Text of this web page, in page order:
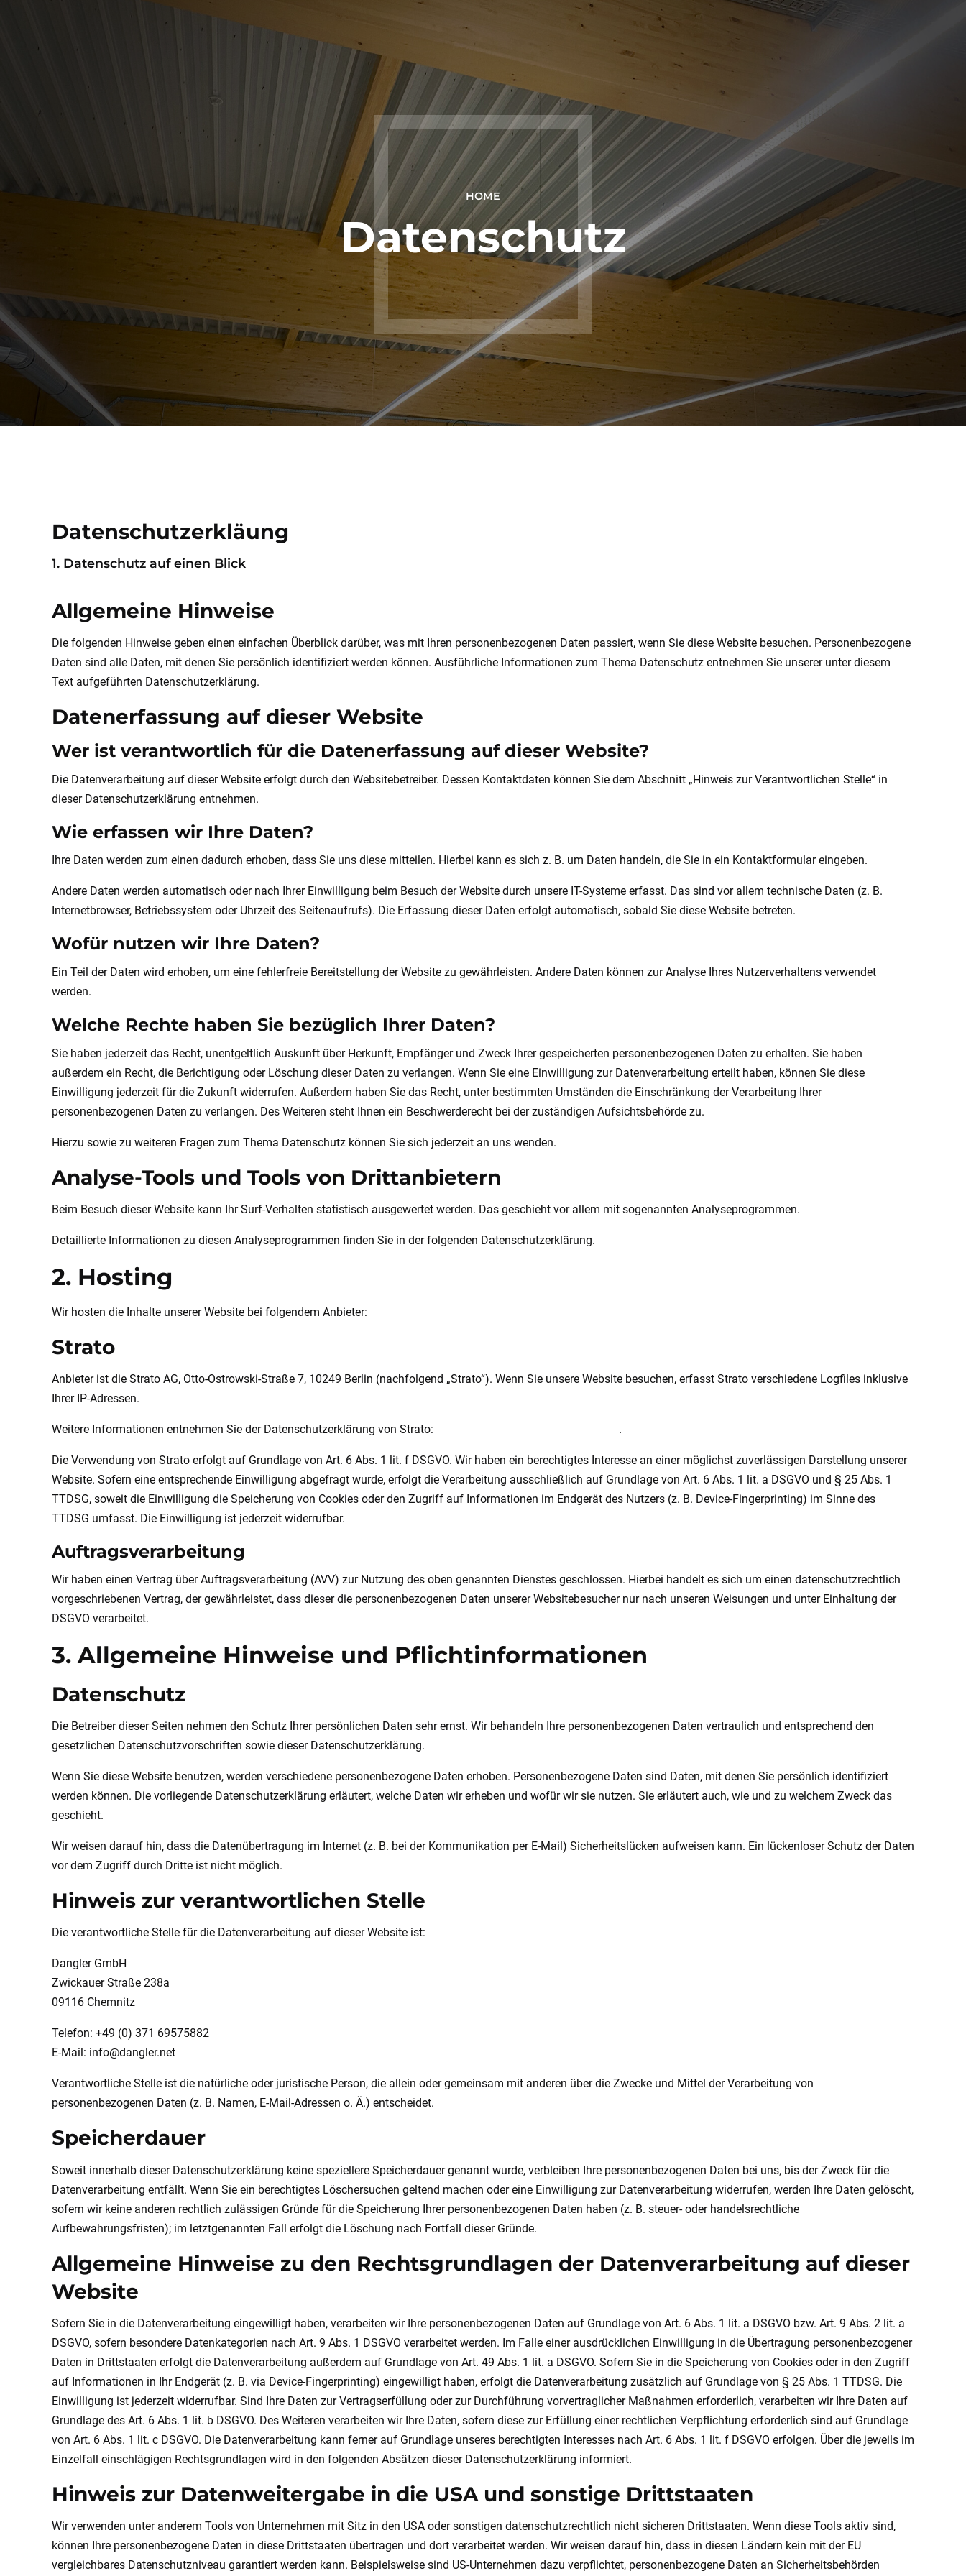
HOME
Datenschutz
Datenschutzerkläung
1. Datenschutz auf einen Blick
Allgemeine Hinweise
Die folgenden Hinweise geben einen einfachen Überblick darüber, was mit Ihren personenbezogenen Daten passiert, wenn Sie diese Website besuchen. Personenbezogene
Daten sind alle Daten, mit denen Sie persönlich identifiziert werden können. Ausführliche Informationen zum Thema Datenschutz entnehmen Sie unserer unter diesem
Text aufgeführten Datenschutzerklärung.
Datenerfassung auf dieser Website
Wer ist verantwortlich für die Datenerfassung auf dieser Website?
Die Datenverarbeitung auf dieser Website erfolgt durch den Websitebetreiber. Dessen Kontaktdaten können Sie dem Abschnitt „Hinweis zur Verantwortlichen Stelle“ in
dieser Datenschutzerklärung entnehmen.
Wie erfassen wir Ihre Daten?
Ihre Daten werden zum einen dadurch erhoben, dass Sie uns diese mitteilen. Hierbei kann es sich z. B. um Daten handeln, die Sie in ein Kontaktformular eingeben.
Andere Daten werden automatisch oder nach Ihrer Einwilligung beim Besuch der Website durch unsere IT-Systeme erfasst. Das sind vor allem technische Daten (z. B.
Internetbrowser, Betriebssystem oder Uhrzeit des Seitenaufrufs). Die Erfassung dieser Daten erfolgt automatisch, sobald Sie diese Website betreten.
Wofür nutzen wir Ihre Daten?
Ein Teil der Daten wird erhoben, um eine fehlerfreie Bereitstellung der Website zu gewährleisten. Andere Daten können zur Analyse Ihres Nutzerverhaltens verwendet
werden.
Welche Rechte haben Sie bezüglich Ihrer Daten?
Sie haben jederzeit das Recht, unentgeltlich Auskunft über Herkunft, Empfänger und Zweck Ihrer gespeicherten personenbezogenen Daten zu erhalten. Sie haben
außerdem ein Recht, die Berichtigung oder Löschung dieser Daten zu verlangen. Wenn Sie eine Einwilligung zur Datenverarbeitung erteilt haben, können Sie diese
Einwilligung jederzeit für die Zukunft widerrufen. Außerdem haben Sie das Recht, unter bestimmten Umständen die Einschränkung der Verarbeitung Ihrer
personenbezogenen Daten zu verlangen. Des Weiteren steht Ihnen ein Beschwerderecht bei der zuständigen Aufsichtsbehörde zu.
Hierzu sowie zu weiteren Fragen zum Thema Datenschutz können Sie sich jederzeit an uns wenden.
Analyse-Tools und Tools von Dritt­anbietern
Beim Besuch dieser Website kann Ihr Surf-Verhalten statistisch ausgewertet werden. Das geschieht vor allem mit sogenannten Analyseprogrammen.
Detaillierte Informationen zu diesen Analyseprogrammen finden Sie in der folgenden Datenschutzerklärung.
2. Hosting
Wir hosten die Inhalte unserer Website bei folgendem Anbieter:
Strato
Anbieter ist die Strato AG, Otto-Ostrowski-Straße 7, 10249 Berlin (nachfolgend „Strato“). Wenn Sie unsere Website besuchen, erfasst Strato verschiedene Logfiles inklusive
Ihrer IP-Adressen.
Weitere Informationen entnehmen Sie der Datenschutzerklärung von Strato: .
Die Verwendung von Strato erfolgt auf Grundlage von Art. 6 Abs. 1 lit. f DSGVO. Wir haben ein berechtigtes Interesse an einer möglichst zuverlässigen Darstellung unserer
Website. Sofern eine entsprechende Einwilligung abgefragt wurde, erfolgt die Verarbeitung ausschließlich auf Grundlage von Art. 6 Abs. 1 lit. a DSGVO und § 25 Abs. 1
TTDSG, soweit die Einwilligung die Speicherung von Cookies oder den Zugriff auf Informationen im Endgerät des Nutzers (z. B. Device-Fingerprinting) im Sinne des
TTDSG umfasst. Die Einwilligung ist jederzeit widerrufbar.
Auftragsverarbeitung
Wir haben einen Vertrag über Auftragsverarbeitung (AVV) zur Nutzung des oben genannten Dienstes geschlossen. Hierbei handelt es sich um einen datenschutzrechtlich
vorgeschriebenen Vertrag, der gewährleistet, dass dieser die personenbezogenen Daten unserer Websitebesucher nur nach unseren Weisungen und unter Einhaltung der
DSGVO verarbeitet.
3. Allgemeine Hinweise und Pflicht­informationen
Datenschutz
Die Betreiber dieser Seiten nehmen den Schutz Ihrer persönlichen Daten sehr ernst. Wir behandeln Ihre personenbezogenen Daten vertraulich und entsprechend den
gesetzlichen Datenschutzvorschriften sowie dieser Datenschutzerklärung.
Wenn Sie diese Website benutzen, werden verschiedene personenbezogene Daten erhoben. Personenbezogene Daten sind Daten, mit denen Sie persönlich identifiziert
werden können. Die vorliegende Datenschutzerklärung erläutert, welche Daten wir erheben und wofür wir sie nutzen. Sie erläutert auch, wie und zu welchem Zweck das
geschieht.
Wir weisen darauf hin, dass die Datenübertragung im Internet (z. B. bei der Kommunikation per E-Mail) Sicherheitslücken aufweisen kann. Ein lückenloser Schutz der Daten
vor dem Zugriff durch Dritte ist nicht möglich.
Hinweis zur verantwortlichen Stelle
Die verantwortliche Stelle für die Datenverarbeitung auf dieser Website ist:
Dangler GmbH
Zwickauer Straße 238a
09116 Chemnitz
Telefon: +49 (0) 371 69575882
E-Mail: info@dangler.net
Verantwortliche Stelle ist die natürliche oder juristische Person, die allein oder gemeinsam mit anderen über die Zwecke und Mittel der Verarbeitung von
personenbezogenen Daten (z. B. Namen, E-Mail-Adressen o. Ä.) entscheidet.
Speicherdauer
Soweit innerhalb dieser Datenschutzerklärung keine speziellere Speicherdauer genannt wurde, verbleiben Ihre personenbezogenen Daten bei uns, bis der Zweck für die
Datenverarbeitung entfällt. Wenn Sie ein berechtigtes Löschersuchen geltend machen oder eine Einwilligung zur Datenverarbeitung widerrufen, werden Ihre Daten gelöscht,
sofern wir keine anderen rechtlich zulässigen Gründe für die Speicherung Ihrer personenbezogenen Daten haben (z. B. steuer- oder handelsrechtliche
Aufbewahrungsfristen); im letztgenannten Fall erfolgt die Löschung nach Fortfall dieser Gründe.
Allgemeine Hinweise zu den Rechtsgrundlagen der Datenverarbeitung auf dieser
Website
Sofern Sie in die Datenverarbeitung eingewilligt haben, verarbeiten wir Ihre personenbezogenen Daten auf Grundlage von Art. 6 Abs. 1 lit. a DSGVO bzw. Art. 9 Abs. 2 lit. a
DSGVO, sofern besondere Datenkategorien nach Art. 9 Abs. 1 DSGVO verarbeitet werden. Im Falle einer ausdrücklichen Einwilligung in die Übertragung personenbezogener
Daten in Drittstaaten erfolgt die Datenverarbeitung außerdem auf Grundlage von Art. 49 Abs. 1 lit. a DSGVO. Sofern Sie in die Speicherung von Cookies oder in den Zugriff
auf Informationen in Ihr Endgerät (z. B. via Device-Fingerprinting) eingewilligt haben, erfolgt die Datenverarbeitung zusätzlich auf Grundlage von § 25 Abs. 1 TTDSG. Die
Einwilligung ist jederzeit widerrufbar. Sind Ihre Daten zur Vertragserfüllung oder zur Durchführung vorvertraglicher Maßnahmen erforderlich, verarbeiten wir Ihre Daten auf
Grundlage des Art. 6 Abs. 1 lit. b DSGVO. Des Weiteren verarbeiten wir Ihre Daten, sofern diese zur Erfüllung einer rechtlichen Verpflichtung erforderlich sind auf Grundlage
von Art. 6 Abs. 1 lit. c DSGVO. Die Datenverarbeitung kann ferner auf Grundlage unseres berechtigten Interesses nach Art. 6 Abs. 1 lit. f DSGVO erfolgen. Über die jeweils im
Einzelfall einschlägigen Rechtsgrundlagen wird in den folgenden Absätzen dieser Datenschutzerklärung informiert.
Hinweis zur Datenweitergabe in die USA und sonstige Drittstaaten
Wir verwenden unter anderem Tools von Unternehmen mit Sitz in den USA oder sonstigen datenschutzrechtlich nicht sicheren Drittstaaten. Wenn diese Tools aktiv sind,
können Ihre personenbezogene Daten in diese Drittstaaten übertragen und dort verarbeitet werden. Wir weisen darauf hin, dass in diesen Ländern kein mit der EU
vergleichbares Datenschutzniveau garantiert werden kann. Beispielsweise sind US-Unternehmen dazu verpflichtet, personenbezogene Daten an Sicherheitsbehörden